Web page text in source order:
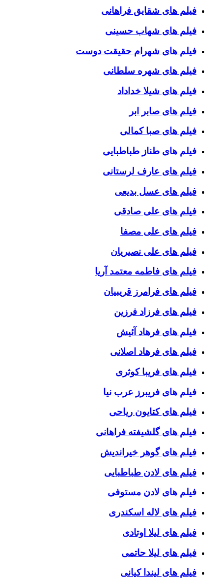
فیلم های شقایق فراهانی
فیلم های شهاب حسینی
فیلم های شهرام حقیقت دوست
فیلم های شهره سلطانی
فیلم های شیلا خداداد
فیلم های صابر ابر
فیلم های صبا کمالی
فیلم های طناز طباطبایی
فیلم های عارف لرستانی
فیلم های عسل بدیعی
فیلم های علی صادقی
فیلم های علی مصفا
فیلم های علی نصیریان
فیلم های فاطمه معتمد آریا
فیلم های فرامرز قریبیان
فیلم های فرزاد فرزین
فیلم های فرهاد آئیش
فیلم های فرهاد اصلانی
فیلم های فریبا کوثری
فیلم های فریبرز عرب نیا
فیلم های کتایون ریاحی
فیلم های گلشیفته فراهانی
فیلم های گوهر خیراندیش
فیلم های لادن طباطبایی
فیلم های لادن مستوفی
فیلم های لاله اسکندری
فیلم های لیلا اوتادی
فیلم های لیلا حاتمی
فیلم های لیندا کیانی